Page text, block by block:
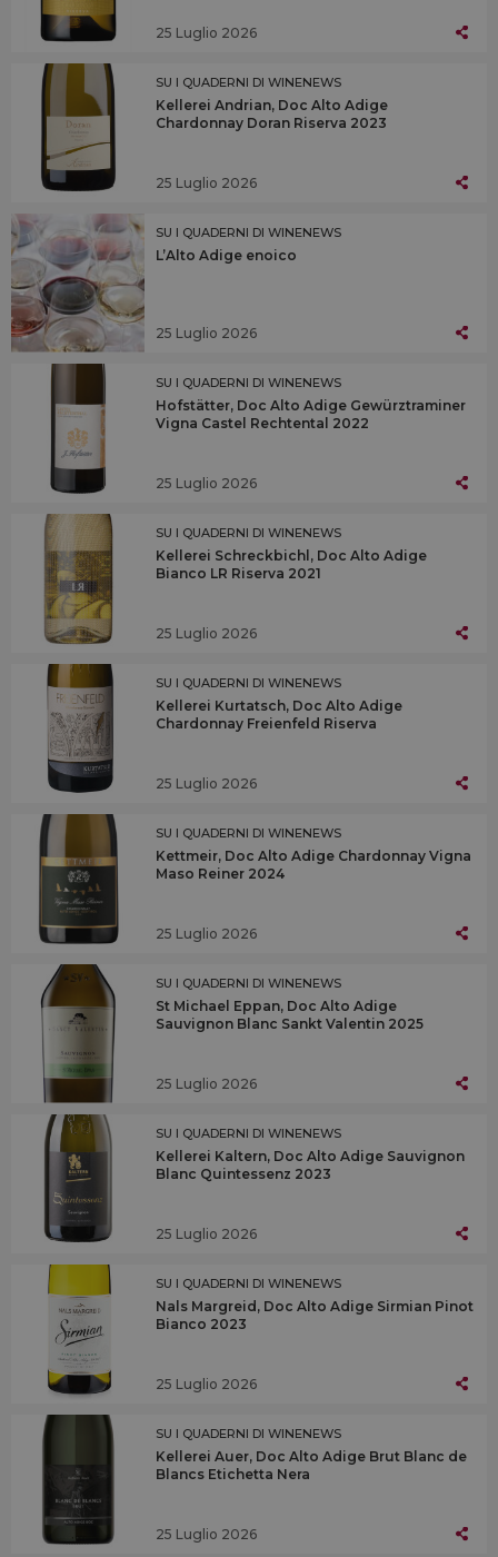
25 Luglio 2026
SU I QUADERNI DI WINENEWS
Kellerei Andrian, Doc Alto Adige
Chardonnay Doran Riserva 2023
25 Luglio 2026
SU I QUADERNI DI WINENEWS
L’Alto Adige enoico
25 Luglio 2026
SU I QUADERNI DI WINENEWS
Hofstätter, Doc Alto Adige Gewürztraminer
Vigna Castel Rechtental 2022
25 Luglio 2026
SU I QUADERNI DI WINENEWS
Kellerei Schreckbichl, Doc Alto Adige
Bianco LR Riserva 2021
25 Luglio 2026
SU I QUADERNI DI WINENEWS
Kellerei Kurtatsch, Doc Alto Adige
Chardonnay Freienfeld Riserva
25 Luglio 2026
SU I QUADERNI DI WINENEWS
Kettmeir, Doc Alto Adige Chardonnay Vigna
Maso Reiner 2024
25 Luglio 2026
SU I QUADERNI DI WINENEWS
St Michael Eppan, Doc Alto Adige
Sauvignon Blanc Sankt Valentin 2025
25 Luglio 2026
SU I QUADERNI DI WINENEWS
Kellerei Kaltern, Doc Alto Adige Sauvignon
Blanc Quintessenz 2023
25 Luglio 2026
SU I QUADERNI DI WINENEWS
Nals Margreid, Doc Alto Adige Sirmian Pinot
Bianco 2023
25 Luglio 2026
SU I QUADERNI DI WINENEWS
Kellerei Auer, Doc Alto Adige Brut Blanc de
Blancs Etichetta Nera
25 Luglio 2026